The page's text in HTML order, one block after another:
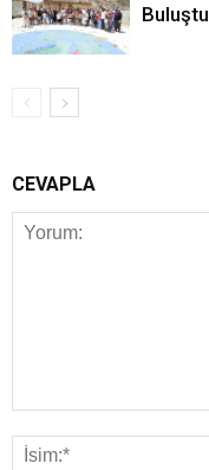
Buluştu
CEVAPLA